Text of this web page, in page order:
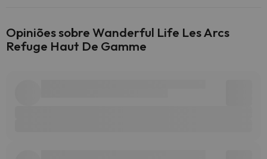
Opiniões sobre Wanderful Life Les Arcs
Refuge Haut De Gamme